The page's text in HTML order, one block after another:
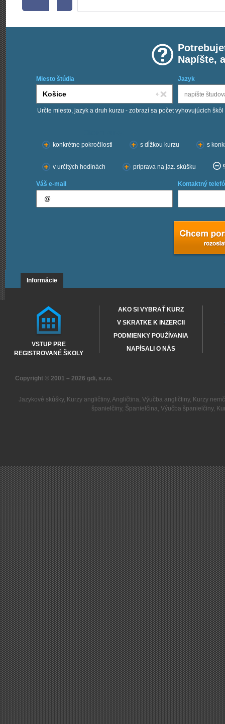
Napíšte,
Miesto štúdia Jazyk
Určte miesto, jazyk a druh kurzu - zobrazí sa počet vyhovujúcich škôl
konkrétne pokročilosti
s dĺžkou kurzu s
v určitých hodinách príprava na jaz. skúšku
Váš e-mail Kontaktný
Informácie
VSTUP PRE
REGISTROVANÉ ŠKOLY
AKO SI VYBRAŤ KURZ
V SKRATKE K INZERCII
PODMIENKY POUŽÍVANIA
NAPÍSALI O NÁS
Copyright © 2001 – 2026 gdi, s.r.o.
Jazykové skúšky, Kurzy angličtiny, Angličtina, Výučba angličtiny, Kurzy
španielčiny, Španielčina, Výučba španielčiny,